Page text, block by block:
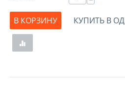
В КОРЗИНУ
КУПИТЬ В